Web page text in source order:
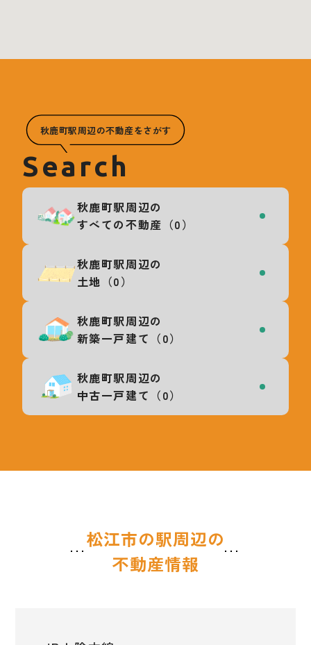
秋鹿町駅周辺の不動産をさがす
Search
秋鹿町駅周辺の
すべての不動産（0）
秋鹿町駅周辺の
土地（0）
秋鹿町駅周辺の
新築一戸建て（0）
秋鹿町駅周辺の
中古一戸建て（0）
松江市の駅周辺の
不動産情報